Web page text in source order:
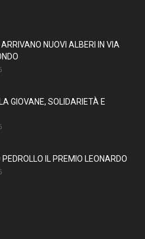
NUOVI ALBERI IN VIA
GIOVANE, SOLIDARIETÀ E
IL PREMIO LEONARDO